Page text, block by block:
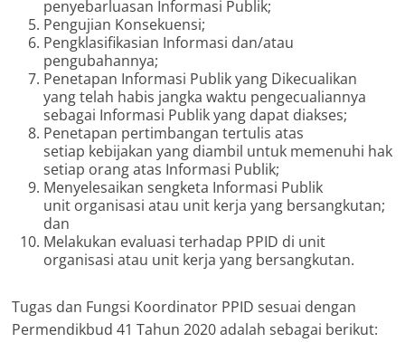
penyebarluasan Informasi Publik;
Pengujian Konsekuensi;
Pengklasifikasian Informasi dan/atau
pengubahannya;
Penetapan Informasi Publik yang Dikecualikan
yang telah habis jangka waktu pengecualiannya
sebagai Informasi Publik yang dapat diakses;
Penetapan pertimbangan tertulis atas
setiap kebijakan yang diambil untuk memenuhi hak
setiap orang atas Informasi Publik;
Menyelesaikan sengketa Informasi Publik
unit organisasi atau unit kerja yang bersangkutan;
dan
Melakukan evaluasi terhadap PPID di unit
organisasi atau unit kerja yang bersangkutan.
Tugas dan Fungsi Koordinator PPID sesuai dengan
Permendikbud 41 Tahun 2020 adalah sebagai berikut: